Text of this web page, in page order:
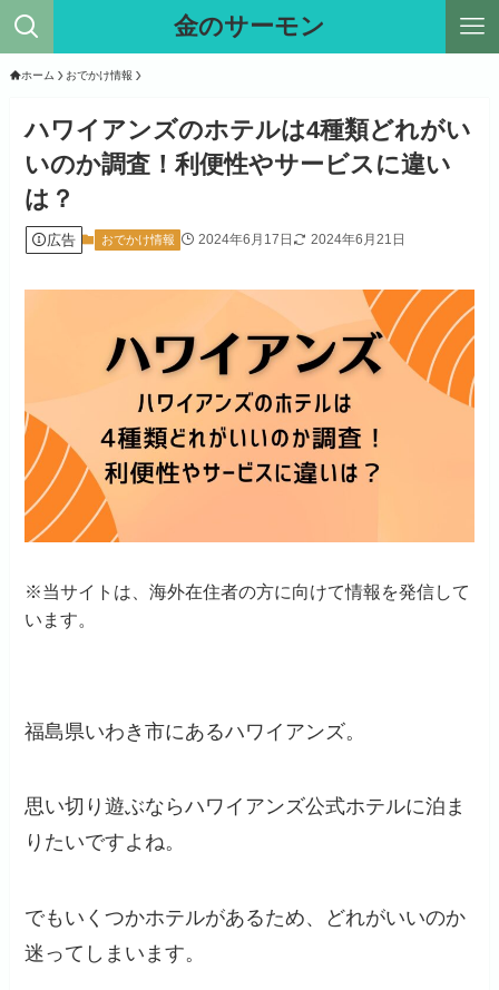
金のサーモン
ホーム おでかけ情報
ハワイアンズのホテルは4種類どれがい
いのか調査！利便性やサービスに違い
は？
広告 おでかけ情報 2024年6月17日 2024年6月21日
※当サイトは、海外在住者の方に向けて情報を発信して
います。
福島県いわき市にあるハワイアンズ。
思い切り遊ぶならハワイアンズ公式ホテルに泊ま
りたいですよね。
でもいくつかホテルがあるため、どれがいいのか
迷ってしまいます。